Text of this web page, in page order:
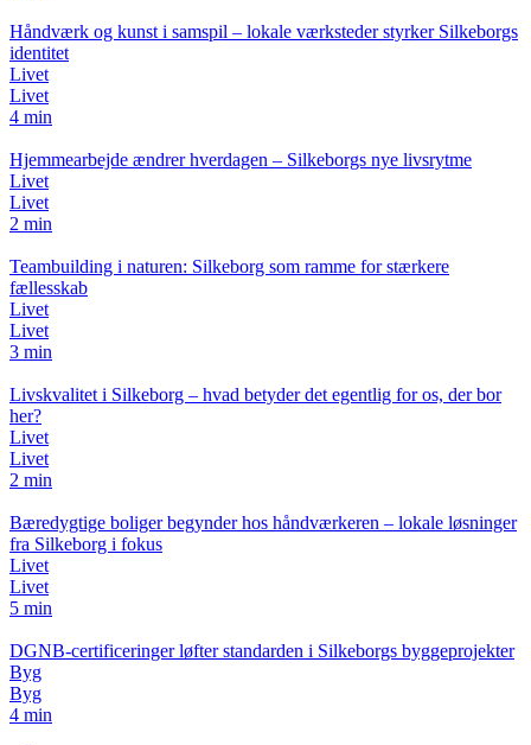
Håndværk og kunst i samspil – lokale værksteder styrker Silkeborgs
identitet
Livet
Livet
4 min
Hjemmearbejde ændrer hverdagen – Silkeborgs nye livsrytme
Livet
Livet
2 min
Teambuilding i naturen: Silkeborg som ramme for stærkere
fællesskab
Livet
Livet
3 min
Livskvalitet i Silkeborg – hvad betyder det egentlig for os, der bor
her?
Livet
Livet
2 min
Bæredygtige boliger begynder hos håndværkeren – lokale løsninger
fra Silkeborg i fokus
Livet
Livet
5 min
DGNB-certificeringer løfter standarden i Silkeborgs byggeprojekter
Byg
Byg
4 min